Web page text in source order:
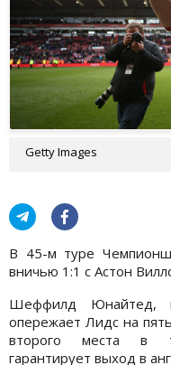
Getty Images
В 45-м туре
вничью 1:1 с Астон
Шеффилд Юнайтед,
опережает Лидс на
второго места в
гарантирует выход в